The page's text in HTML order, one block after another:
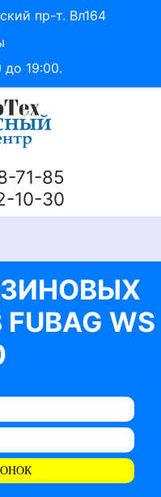
пр-т. Вл164
19:00.
71-85
10-30
WS